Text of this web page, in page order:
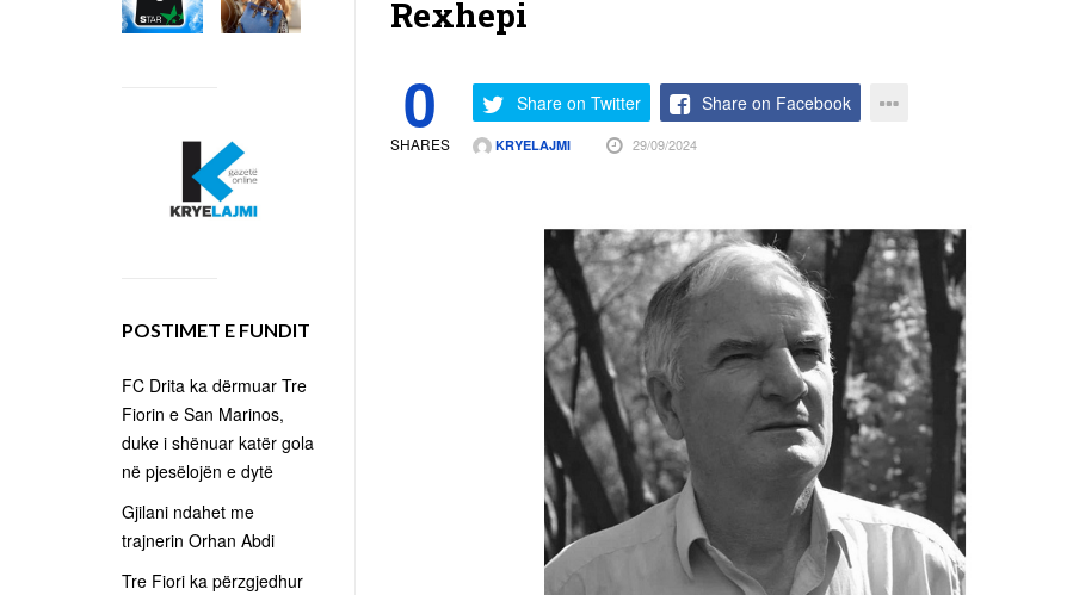
Rexhepi
0
SHARES
Share on Twitter Share on Facebook
KRYELAJMI 29/09/2024
POSTIMET E FUNDIT
FC Drita ka dërmuar Tre
Fiorin e San Marinos,
duke i shënuar katër gola
në pjesëlojën e dytë
Gjilani ndahet me
trajnerin Orhan Abdi
Tre Fiori ka përzgjedhur